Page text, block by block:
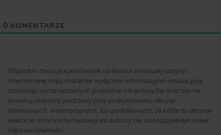
0 KOMENTARZE
Wszystkie treści prezentowane na łamach niniejszej witryny
internetowej mają charakter wyłącznie informacyjno-edukacyjny,
stanowiąc wyraz osobistych poglądów ich autora/ów oraz nie nie
powinny stanowić podstawy przy podejmowaniu decyzji
biznesowych, inwestycyjnych, lub podatkowych, za które to decyzje
właściciel strony internetowej ani autorzy nie ponoszą jakiejkolwiek
odpowiedzialności.